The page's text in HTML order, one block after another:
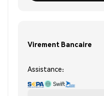
Virement Bancaire
Assistance: